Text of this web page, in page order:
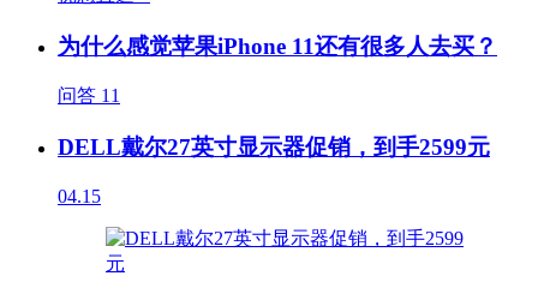
为什么感觉苹果iPhone 11还有很多人去买？
问答 11
DELL戴尔27英寸显示器促销，到手2599元
04.15